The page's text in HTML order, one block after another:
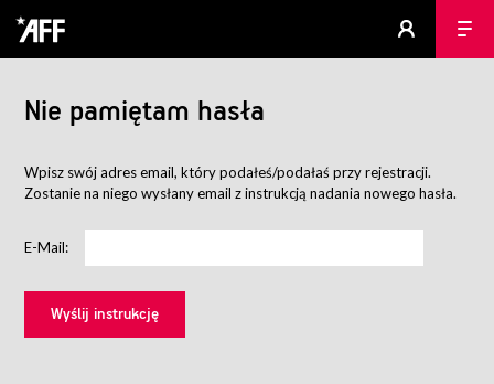
Nie pamiętam hasła
Wpisz swój adres email, który podałeś/podałaś przy rejestracji.
Zostanie na niego wysłany email z instrukcją nadania nowego hasła.
E-Mail: